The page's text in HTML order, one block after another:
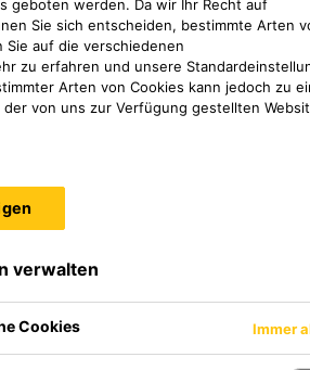
geboten werden. Da wir Ihr Recht auf
Sie sich entscheiden, bestimmte Arten
Sie auf die verschiedenen
zu erfahren und unsere
Arten von Cookies kann jedoch zu
von uns zur Verfügung gestellten
verwalten
Cookies Immer